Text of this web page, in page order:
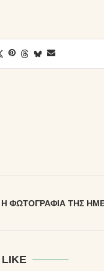
Η ΦΩΤΟΓΡΑΦΊΑ ΤΗΣ
LIKE